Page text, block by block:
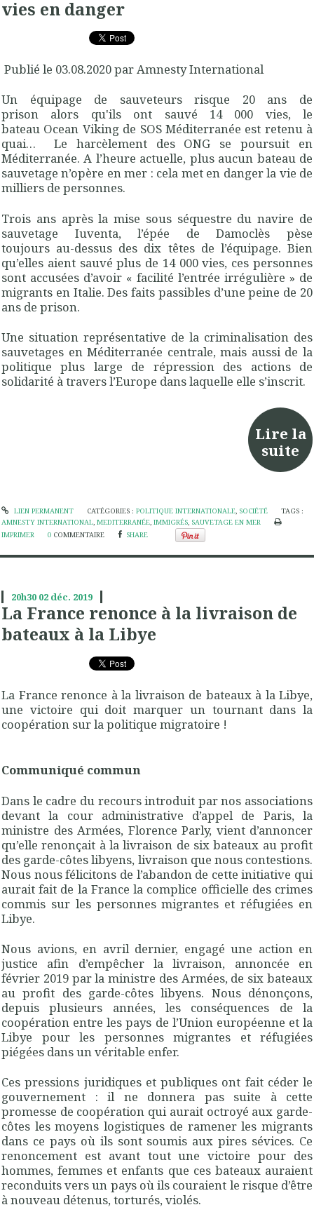
vies en danger
Publié le 03.08.2020 par Amnesty International
Un équipage de sauveteurs risque 20 ans de
prison alors qu'ils ont sauvé 14 000 vies, le
bateau Ocean Viking de SOS Méditerranée est retenu à
quai… Le harcèlement des ONG se poursuit en
Méditerranée. A l’heure actuelle, plus aucun bateau de
sauvetage n’opère en mer : cela met en danger la vie de
milliers de personnes.
Trois ans après la mise sous séquestre du navire de
sauvetage Iuventa, l’épée de Damoclès pèse
toujours au-dessus des dix têtes de l’équipage. Bien
qu’elles aient sauvé plus de 14 000 vies, ces personnes
sont accusées d’avoir « facilité l’entrée irrégulière » de
migrants en Italie. Des faits passibles d’une peine de 20
ans de prison.
Une situation représentative de la criminalisation des
sauvetages en Méditerranée centrale, mais aussi de la
politique plus large de répression des actions de
solidarité à travers l’Europe dans laquelle elle s’inscrit.
Lire la
suite
LIEN PERMANENT CATÉGORIES : POLITIQUE INTERNATIONALE, SOCIÉTÉ
TAGS :
AMNESTY INTERNATIONAL, MEDITERRANÉE, IMMIGRÉS, SAUVETAGE EN MER
IMPRIMER
0 COMMENTAIRE SHARE
20h30 02 déc. 2019
La France renonce à la livraison de
bateaux à la Libye
La France renonce à la livraison de bateaux à la Libye,
une victoire qui doit marquer un tournant dans la
coopération sur la politique migratoire !
Communiqué commun
Dans le cadre du recours introduit par nos associations
devant la cour administrative d’appel de Paris, la
ministre des Armées, Florence Parly, vient d’annoncer
qu’elle renonçait à la livraison de six bateaux au profit
des garde-côtes libyens, livraison que nous contestions.
Nous nous félicitons de l’abandon de cette initiative qui
aurait fait de la France la complice officielle des crimes
commis sur les personnes migrantes et réfugiées en
Libye.
Nous avions, en avril dernier, engagé une action en
justice afin d’empêcher la livraison, annoncée en
février 2019 par la ministre des Armées, de six bateaux
au profit des garde-côtes libyens. Nous dénonçons,
depuis plusieurs années, les conséquences de la
coopération entre les pays de l’Union européenne et la
Libye pour les personnes migrantes et réfugiées
piégées dans un véritable enfer.
Ces pressions juridiques et publiques ont fait céder le
gouvernement : il ne donnera pas suite à cette
promesse de coopération qui aurait octroyé aux garde-
côtes les moyens logistiques de ramener les migrants
dans ce pays où ils sont soumis aux pires sévices. Ce
renoncement est avant tout une victoire pour des
hommes, femmes et enfants que ces bateaux auraient
reconduits vers un pays où ils couraient le risque d’être
à nouveau détenus, torturés, violés.